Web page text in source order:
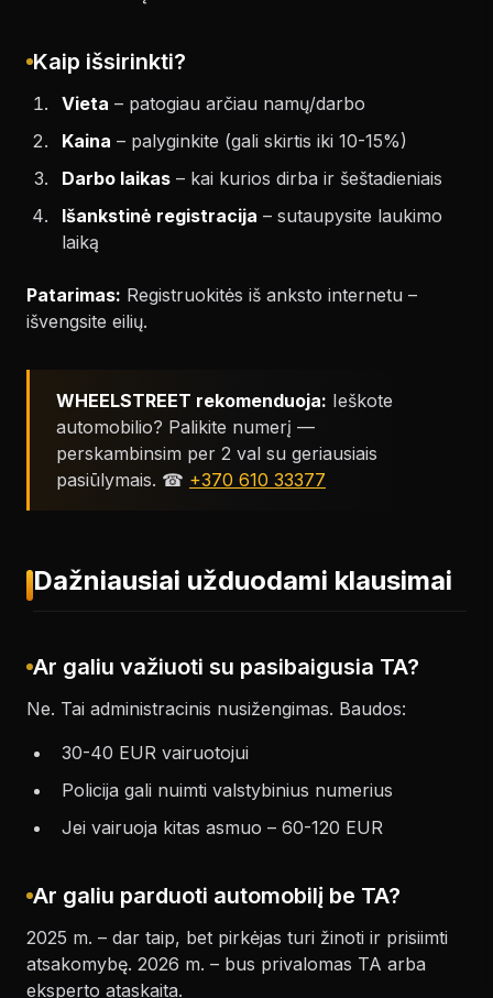
Kaip išsirinkti?
Vieta – patogiau arčiau namų/darbo
Kaina – palyginkite (gali skirtis iki 10-15%)
Darbo laikas – kai kurios dirba ir šeštadieniais
Išankstinė registracija – sutaupysite laukimo
laiką
Patarimas: Registruokitės iš anksto internetu –
išvengsite eilių.
WHEELSTREET rekomenduoja: Ieškote
automobilio? Palikite numerį —
perskambinsim per 2 val su geriausiais
pasiūlymais. ☎ +370 610 33377
Dažniausiai užduodami klausimai
Ar galiu važiuoti su pasibaigusia TA?
Ne. Tai administracinis nusižengimas. Baudos:
30-40 EUR vairuotojui
Policija gali nuimti valstybinius numerius
Jei vairuoja kitas asmuo – 60-120 EUR
Ar galiu parduoti automobilį be TA?
2025 m. – dar taip, bet pirkėjas turi žinoti ir prisiimti
atsakomybę. 2026 m. – bus privalomas TA arba
eksperto ataskaita.